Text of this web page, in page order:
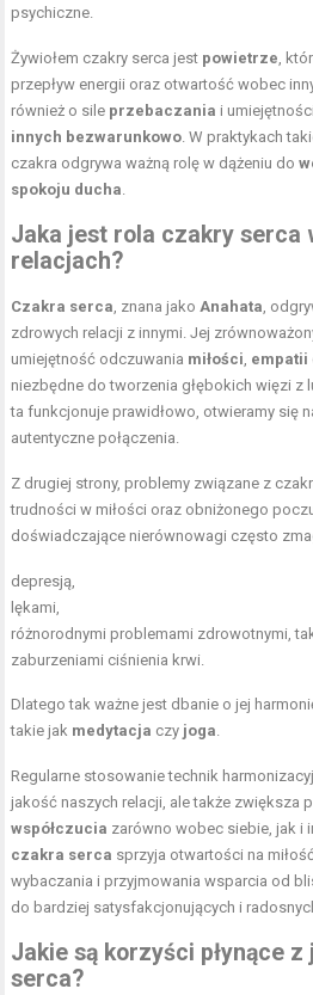
psychiczne.
Żywiołem czakry serca jest powietrze,
przepływ energii oraz otwartość wobec
również o sile przebaczania i umiejętności
innych bezwarunkowo. W praktykach
czakra odgrywa ważną rolę w dążeniu do
spokoju ducha.
Jaka jest rola czakry serca
relacjach?
Czakra serca, znana jakoAnahata,
zdrowych relacji z innymi. Jej
umiejętność odczuwania miłości, empatii
niezbędne do tworzenia głębokich więzi z
ta funkcjonuje prawidłowo, otwieramy się
autentyczne połączenia.
Z drugiej strony, problemy związane z
trudności w miłości oraz obniżonego
doświadczające nierównowagi często
depresją,
lękami,
różnorodnymi problemami zdrowotnymi,
zaburzeniami ciśnienia krwi.
Dlatego tak ważne jest dbanie o jej
takie jak medytacja czy joga.
Regularne stosowanie technik
jakość naszych relacji, ale także zwiększa
współczucia zarówno wobec siebie, jak i
czakra serca sprzyja otwartości na
wybaczania i przyjmowania wsparcia od
do bardziej satysfakcjonujących i
Jakie są korzyści płynące
serca?